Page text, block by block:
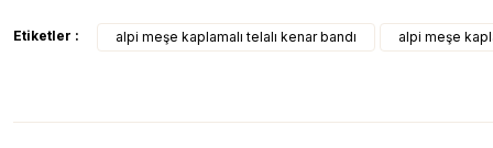
Etiketler : alpi meşe kaplamalı telalı kenar bandı alpi meşe